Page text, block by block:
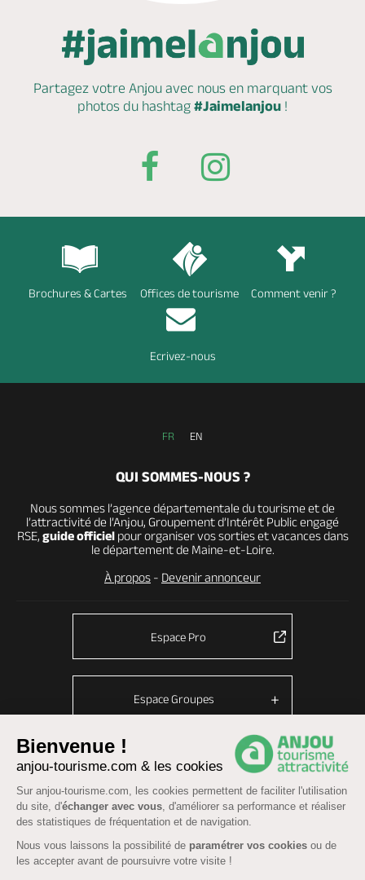
Bienvenue !
anjou-tourisme.com & les cookies
Sur anjou-tourisme.com, les cookies permettent de faciliter l'utilisation
du site, d'échanger avec vous, d'améliorer sa performance et réaliser
des statistiques de fréquentation et de navigation.
Nous vous laissons la possibilité de paramétrer vos cookies ou de
les accepter avant de poursuivre votre visite !
Partagez votre Anjou avec nous en marquantvos
photos du hashtag #Jaimelanjou !
Brochures & Cartes Offices de tourisme Comment venir ?
Ecrivez-nous
FR EN
QUI SOMMES-NOUS ?
Nous sommes l’agence départementale du tourisme et de
l’attractivité de l’Anjou, Groupement d’Intérêt Public engagé
RSE, guide officielpour organiser vos sorties et vacances dans
le département de Maine-et-Loire.
À propos - Devenir annonceur
Espace Pro
Espace Groupes
© Anjou tourisme 2026 -Plan du site-Fonctionnement du site
Mentions légales Données personnelles
CGU Réservation-Accessibilité : partiellement conforme